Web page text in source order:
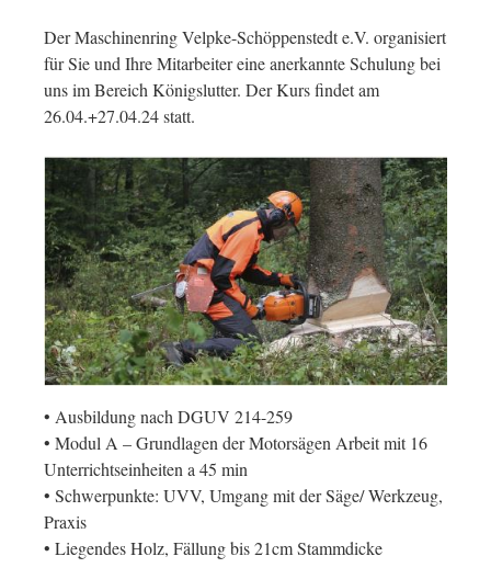
Der Maschinenring Velpke-Schöppenstedt e.V. organisiert
für Sie und Ihre Mitarbeiter eine anerkannte Schulung bei
uns im Bereich Königslutter. Der Kurs findet am
26.04.+27.04.24 statt.
• Ausbildung nach DGUV 214-259
• Modul A – Grundlagen der Motorsägen Arbeit mit 16
Unterrichtseinheiten a 45 min
• Schwerpunkte: UVV, Umgang mit der Säge/ Werkzeug,
Praxis
• Liegendes Holz, Fällung bis 21cm Stammdicke